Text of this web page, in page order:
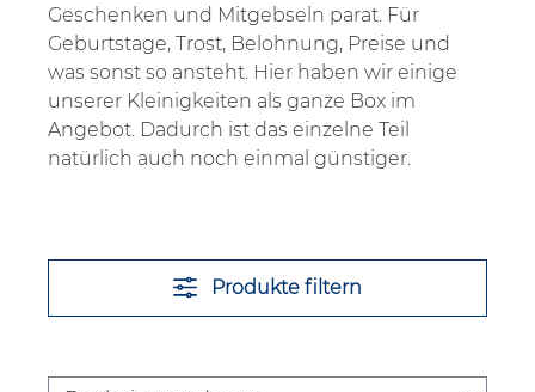
Geschenken und Mitgebseln parat. Für
Geburtstage, Trost, Belohnung, Preise und
was sonst so ansteht. Hier haben wir einige
unserer Kleinigkeiten als ganze Box im
Angebot. Dadurch ist das einzelne Teil
natürlich auch noch einmal günstiger.
Produkte filtern